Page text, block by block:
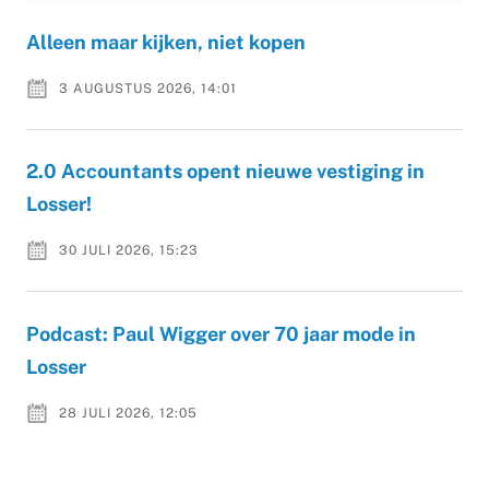
Alleen maar kijken, niet kopen
3 AUGUSTUS 2026, 14:01
2.0 Accountants opent nieuwe vestiging in
Losser!
30 JULI 2026, 15:23
Podcast: Paul Wigger over 70 jaar mode in
Losser
28 JULI 2026, 12:05